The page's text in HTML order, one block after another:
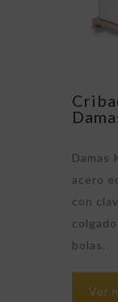
Damas
acero
con
bolas.
Ver